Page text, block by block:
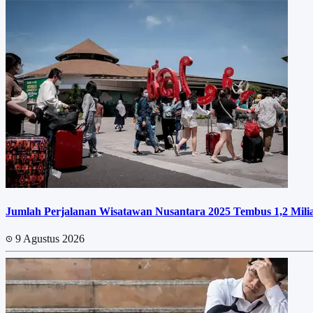
Jumlah Perjalanan Wisatawan Nusantara 2025 Tembus 1,2
9 Agustus 2026